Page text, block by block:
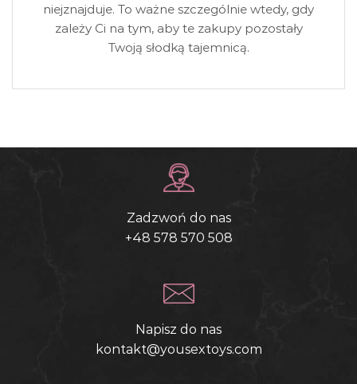
niejznajduje. To ważne szczególnie wtedy, gdy
zależy Ci na tym, aby te zakupy pozostały
Twoją słodką tajemnicą.
Zadzwoń do nas
+48 578 570 508
Napisz do nas
kontakt@yousextoys.com